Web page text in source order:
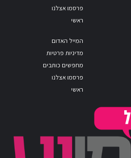
פרסמו אצלנו
ראשי
המייל האדום
מדיניות פרטיות
מחפשים כותבים
פרסמו אצלנו
ראשי